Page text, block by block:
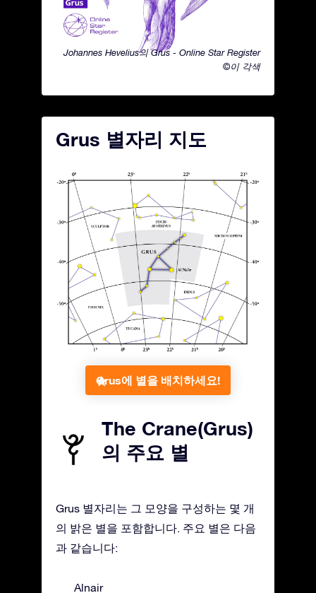
Johannes Hevelius의 Grus - Online Star Register
©이 각색
Grus 별자리 지도
Grus에 별을 배치하세요!
The Crane(Grus)
의 주요 별
Grus 별자리는 그 모양을 구성하는 몇 개
의 밝은 별을 포함합니다. 주요 별은 다음
과 같습니다:
Alnair